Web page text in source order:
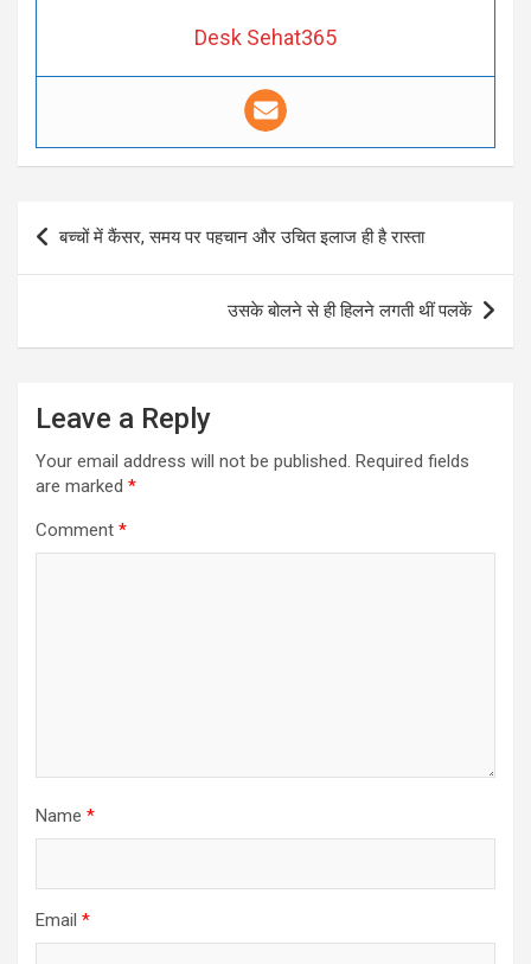
Desk Sehat365
Post
navigation
बच्चों में कैंसर, समय पर पहचान और उचित इलाज ही है रास्ता
उसके बोलने से ही हिलने लगती थीं पलकें
Leave a Reply
Your email address will not be published. Required fields
are marked *
Comment *
Name *
Email *